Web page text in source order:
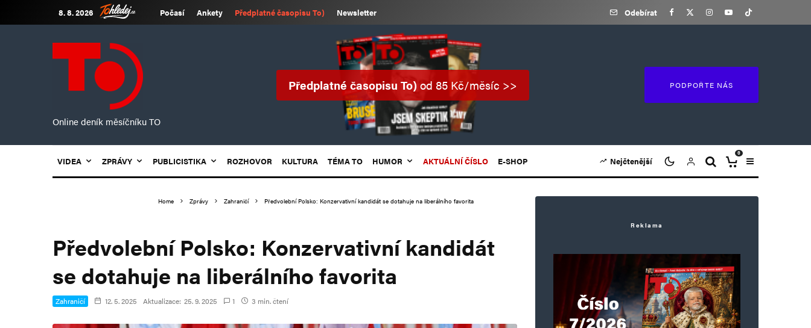
8. 8. 2026 Počasí Ankety Předplatné časopisu To) Newsletter Odebírat
Online deník měsíčníku TO
Předplatné časopisu To)od 85 Kč/měsíc >> PODPOŘTE NÁS
VIDEA ZPRÁVY PUBLICISTIKA ROZHOVOR KULTURA TÉMA TO HUMOR AKTUÁLNÍ ČÍSLO E-SHOP Nejčtenější
0
Home Zprávy Zahraničí Předvolební Polsko: Konzervativní kandidát se dotahuje na liberálního favorita
Předvolební Polsko: Konzervativní kandidát
se dotahuje na liberálního favorita
Zahraničí 12. 5. 2025 Aktualizace: 25. 9. 2025 1 3 min. čtení
Reklama